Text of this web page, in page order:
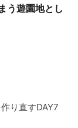
う遊園地とし
り直すDAY7